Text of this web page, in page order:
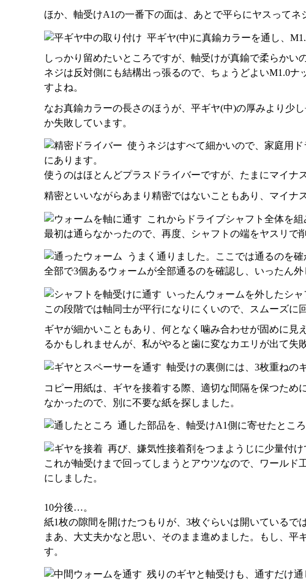
ほか、軸受けA1の一番下の面は、あとで平らにヤスってネ
平ギヤ(中)に真鍮カラーを通し、
しっかり留めたいところですが、軸受けが真鍮で柔らかい
ネジは反対側にも結構出っ張るので、ちょうどよいM1.0
すよね。
なお真鍮カラーの長さのほうが、平ギヤ(中)の厚みより少
か失敗しています。
使うネジはすべて細かいので、家庭用
にあります。
使うのはほとんどプラスドライバーですが、たまにマイナ
精密といいながらあまり精密ではないこともあり、マイナ
これからドライブシャフト全体を
最初は通らなかったので、再度、シャフトの端をヤスリで
うまく通りました。ここでは通るのを
全部で3個あるウォームが全部通るのを確認し、いったん外
いったんウォームを外したシ
この段階では軸同士が平行になりにくいので、スムーズに
ギヤが細かいこともあり、何となく噛み合わせが固めに
るかもしれませんが、私がやると歯に変なカエリが出て失
軸受けの裏側には、3枚重ねの
コピー用紙は、ギヤを接着する際、適切な間隔を保つた
なかったので、別に不要な紙を探しました。
通した部品を、軸受けA1側に寄せたとこ
再び、嫌気性接着剤をつまようじに少量付
これが軸受けまで回ってしまうとアウツなので、ワール
にしました。
10分後…。
紙1枚の隙間を開けたつもりが、3枚ぐらいは開いているで
まあ、大丈夫かなと思い、そのまま進めました。もし、
す。
残りのギヤと軸受けも、通すだけ通